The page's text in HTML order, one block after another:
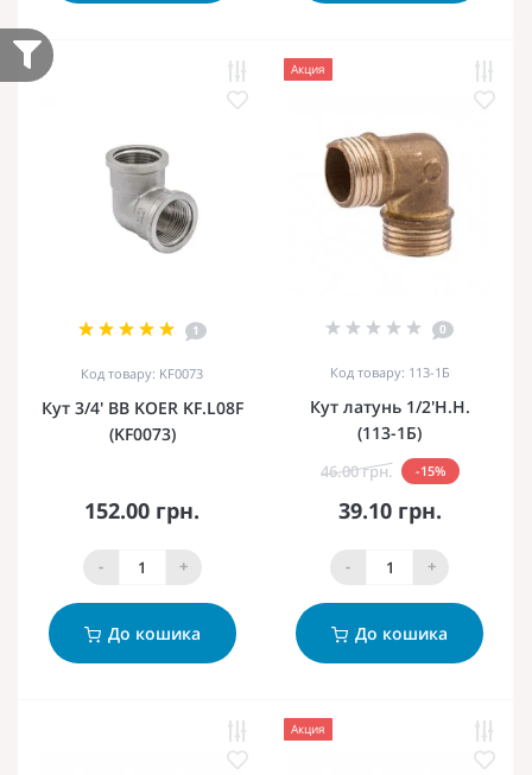
1
Код товару: KF0073
Кут 3/4' ВВ KOER KF.L08F
(KF0073)
152.00 грн.
- +
До кошика
Акция
0
Код товару: 113-1Б
Кут латунь 1/2'Н.Н.
(113-1Б)
46.00 грн. -15%
39.10 грн.
- +
До кошика
Акция